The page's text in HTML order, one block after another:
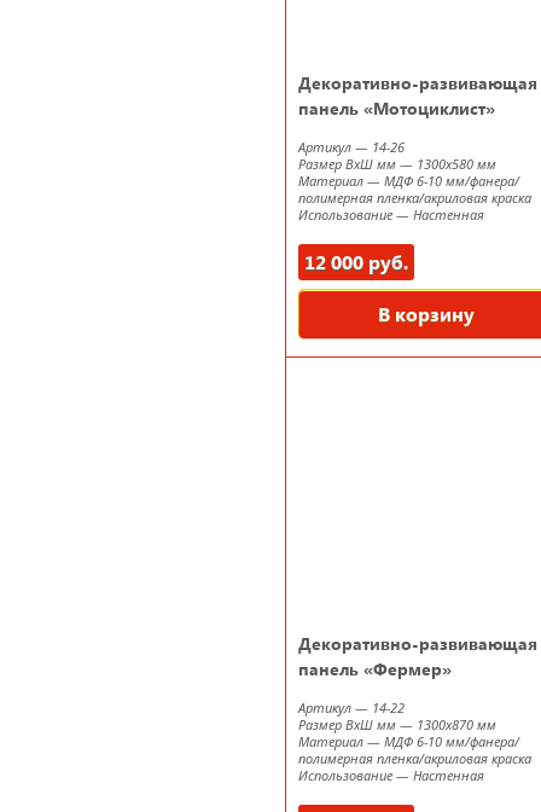
Декоративно-развивающая
панель «Мотоциклист»
Артикул — 14-26
Размер ВxШ мм — 1300х580 мм
Материал — МДФ 6-10 мм/фанера/
полимерная пленка/акриловая краска
Использование — Настенная
12 000 руб.
В корзину
Декоративно-развивающая
панель «Фермер»
Артикул — 14-22
Размер ВxШ мм — 1300х870 мм
Материал — МДФ 6-10 мм/фанера/
полимерная пленка/акриловая краска
Использование — Настенная